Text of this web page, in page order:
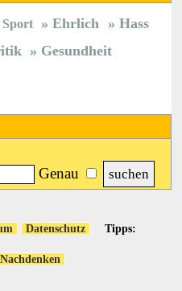
Sport Ehrlich Hass
Gesundheit
Genau
Datenschutz Tipps: